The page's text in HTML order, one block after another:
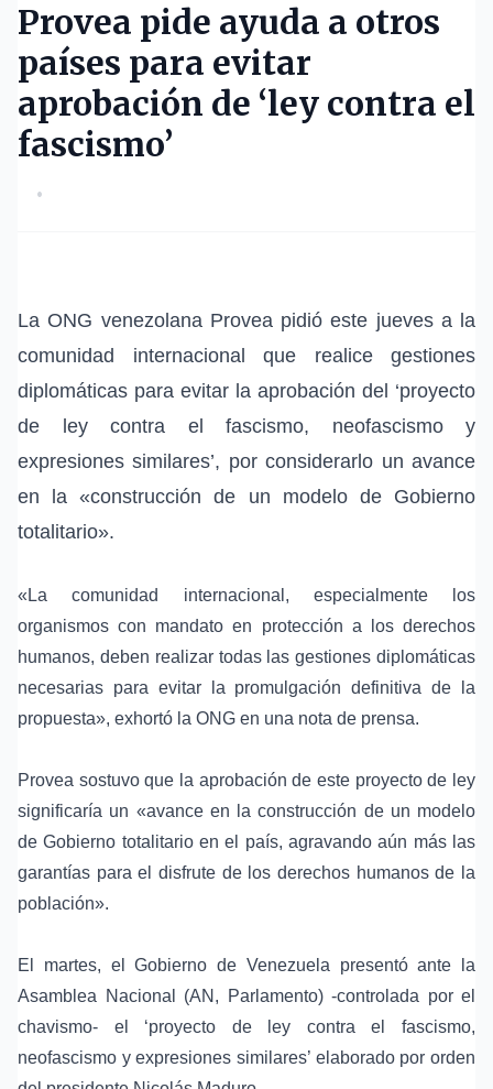
Provea pide ayuda a otros
países para evitar
aprobación de ‘ley contra el
fascismo’
•
La ONG venezolana Provea pidió este jueves a la
comunidad internacional que realice gestiones
diplomáticas para evitar la aprobación del ‘proyecto
de ley contra el fascismo, neofascismo y
expresiones similares’, por considerarlo un avance
en la «construcción de un modelo de Gobierno
totalitario».
«La comunidad internacional, especialmente los
organismos con mandato en protección a los derechos
humanos, deben realizar todas las gestiones diplomáticas
necesarias para evitar la promulgación definitiva de la
propuesta», exhortó la ONG en una nota de prensa.
Provea sostuvo que la aprobación de este proyecto de ley
significaría un «avance en la construcción de un modelo
de Gobierno totalitario en el país, agravando aún más las
garantías para el disfrute de los derechos humanos de la
población».
El martes, el Gobierno de Venezuela presentó ante la
Asamblea Nacional (AN, Parlamento) -controlada por el
chavismo- el ‘proyecto de ley contra el fascismo,
neofascismo y expresiones similares’ elaborado por orden